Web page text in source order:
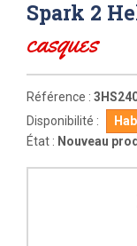
Spark 2
casques
Référence :
Disponibilité :
État : Nouveau